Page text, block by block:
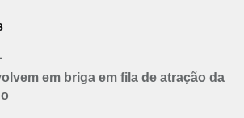
em briga em fila de atração da